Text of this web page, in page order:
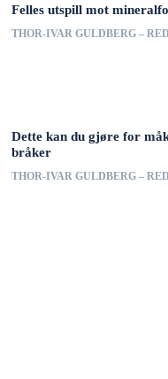
Felles utspill mot
THOR-IVAR GULDBERG –
Dette kan du gjøre for
bråker
THOR-IVAR GULDBERG –